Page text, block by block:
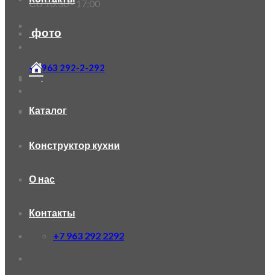
СБ 10:30 - 17:00
+7 963 292-2-292
фото
Каталог
Конструктор кухни
О нас
Контакты
+7 963 292 2292